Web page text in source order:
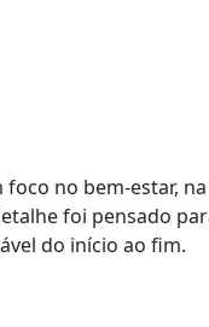
no bem-estar,
foi pensado
do início ao fim.